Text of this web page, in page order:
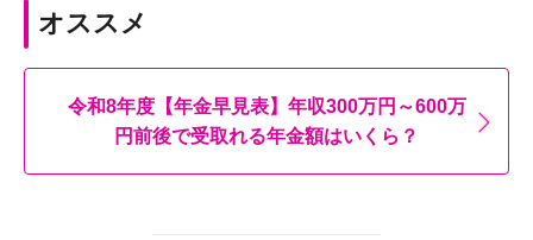
オススメ
令和8年度【年金早見表】年収300万円～600万
円前後で受取れる年金額はいくら？